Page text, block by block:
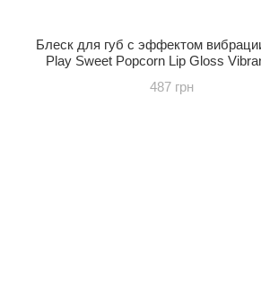
Блеск для губ с эффектом
Play Sweet Popcorn Lip Gloss
487 грн